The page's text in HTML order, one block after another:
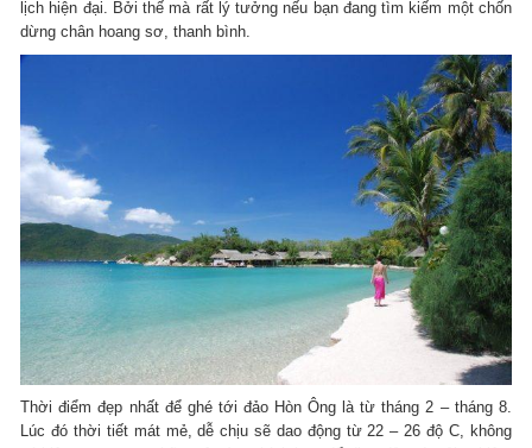
lịch hiện đại. Bởi thế mà rất lý tưởng nếu bạn đang tìm kiếm một chốn
dừng chân hoang sơ, thanh bình.
Thời điểm đẹp nhất để ghé tới đảo Hòn Ông là từ tháng 2 – tháng 8.
Lúc đó thời tiết mát mẻ, dễ chịu sẽ dao động từ 22 – 26 độ C, không